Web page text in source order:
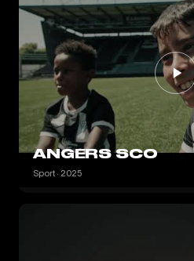
ANGERS SCO
Sport · 2025